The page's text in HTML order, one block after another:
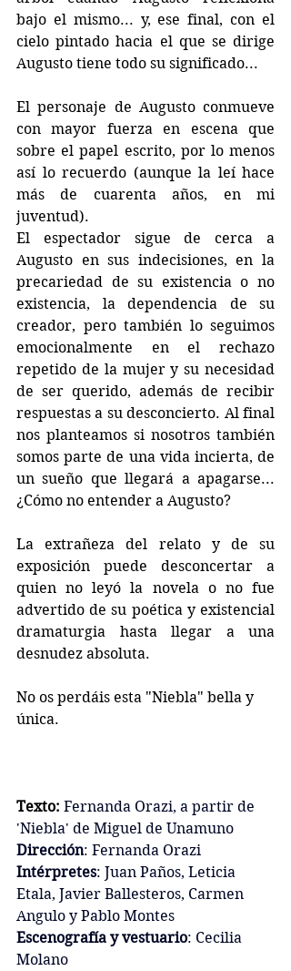
bajo el mismo... y, ese final, con el
cielo pintado hacia el que se dirige
Augusto tiene todo su significado...
El personaje de Augusto conmueve
con mayor fuerza en escena que
sobre el papel escrito, por lo menos
así lo recuerdo (aunque la leí hace
más de cuarenta años, en mi
juventud).
El espectador sigue de cerca a
Augusto en sus indecisiones, en la
precariedad de su existencia o no
existencia, la dependencia de su
creador, pero también lo seguimos
emocionalmente en el rechazo
repetido de la mujer y su necesidad
de ser querido, además de recibir
respuestas a su desconcierto. Al final
nos planteamos si nosotros también
somos parte de una vida incierta, de
un sueño que llegará a apagarse...
¿Cómo no entender a Augusto?
La extrañeza del relato y de su
exposición puede desconcertar a
quien no leyó la novela o no fue
advertido de su poética y existencial
dramaturgia hasta llegar a una
desnudez absoluta.
No os perdáis esta "Niebla" bella y
única.
Texto: Fernanda Orazi, a partir de
'Niebla' de Miguel de Unamuno
Dirección: Fernanda Orazi
Intérpretes: Juan Paños, Leticia
Etala, Javier Ballesteros, Carmen
Angulo y Pablo Montes
Escenografía y vestuario: Cecilia
Molano